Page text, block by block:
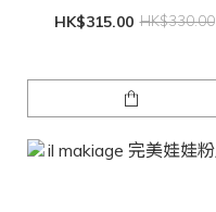
HK$315.00 HK$330.00